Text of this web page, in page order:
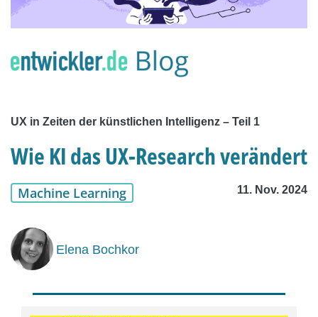
UX in Zeiten der künstlichen Intelligenz – Teil 1
Wie KI das UX-Research verändert
Machine Learning 11. Nov. 2024
Elena Bochkor